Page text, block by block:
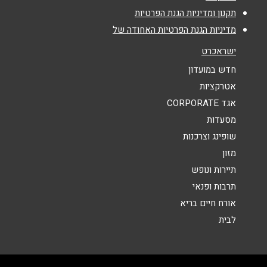
אנא חזרו אלי בקשר ל...
הודעה
תקנון ומדיניות הגנת הפרטיות
מדיניות הגנת הפרטיות האחודה של
ישראכרט
חדש במועדון
אטרקציות
אגד CORPORATE
מסעדות
שופינג וצרכנות
מזון
תיירות ונופש
תרבות ופנאי
אורח חיים בריא
לבית